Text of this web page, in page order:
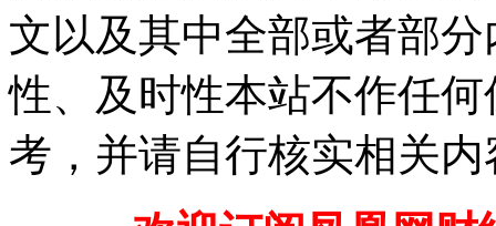
文以及其中全部或者部
性、及时性本站不作任
考，并请自行核实相关内